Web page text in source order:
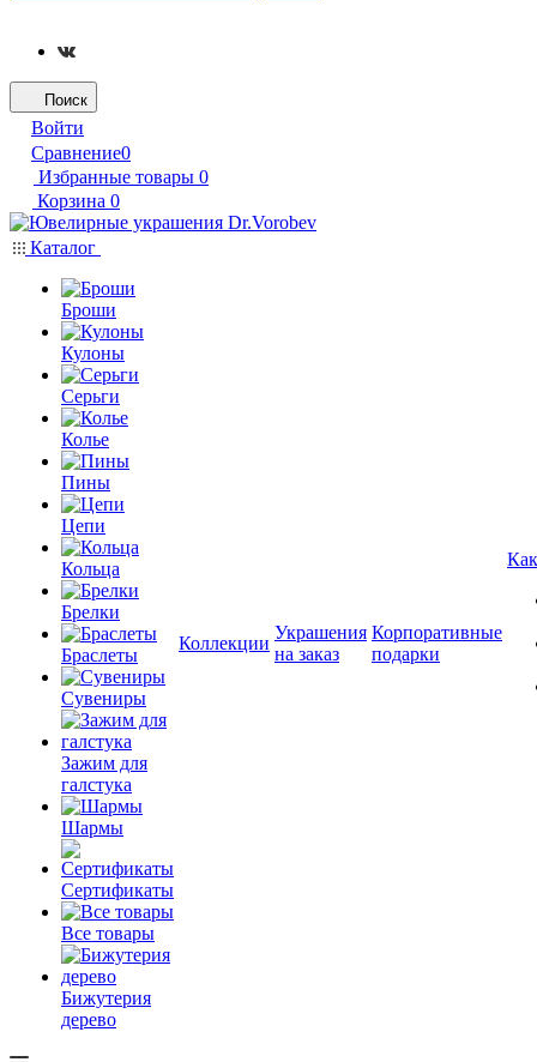
Поиск
Войти
Сравнение0
Избранные товары 0
Корзина 0
Каталог
Броши
Кулоны
Серьги
Колье
Пины
Цепи
Кольца
Брелки
Браслеты
Сувениры
Зажим для
галстука
Шармы
Сертификаты
Все товары
Бижутерия
дерево
Коллекции
Украшения
на заказ
Корпоративные
подарки